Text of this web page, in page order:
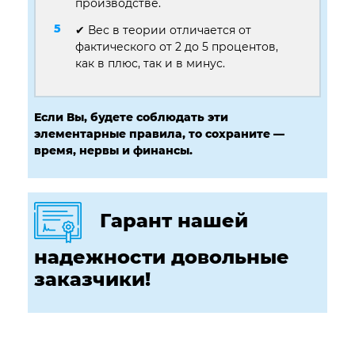
✔ Вес в теории отличается от
фактического от 2 до 5 процентов,
как в плюс, так и в минус.
Если Вы, будете соблюдать эти
элементарные правила, то сохраните —
время, нервы и финансы.
Гарант нашей
надежности довольные
заказчики!